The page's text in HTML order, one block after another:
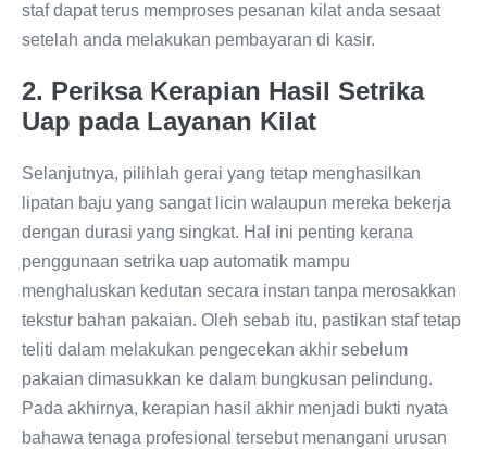
staf dapat terus memproses pesanan kilat anda sesaat
setelah anda melakukan pembayaran di kasir.
2. Periksa Kerapian Hasil Setrika
Uap pada Layanan Kilat
Selanjutnya, pilihlah gerai yang tetap menghasilkan
lipatan baju yang sangat licin walaupun mereka bekerja
dengan durasi yang singkat. Hal ini penting kerana
penggunaan setrika uap automatik mampu
menghaluskan kedutan secara instan tanpa merosakkan
tekstur bahan pakaian. Oleh sebab itu, pastikan staf tetap
teliti dalam melakukan pengecekan akhir sebelum
pakaian dimasukkan ke dalam bungkusan pelindung.
Pada akhirnya, kerapian hasil akhir menjadi bukti nyata
bahawa tenaga profesional tersebut menangani urusan